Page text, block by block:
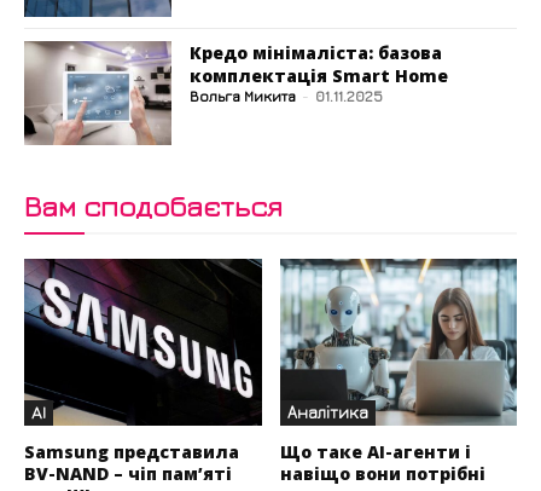
Кредо мінімаліста: базова
комплектація Smart Home
Вольга Микита - 01.11.2025
Вам сподобається
AI
Samsung представила
BV-NAND – чіп пам’яті
Аналітика
Що таке AI-агенти і
навіщо вони потрібні